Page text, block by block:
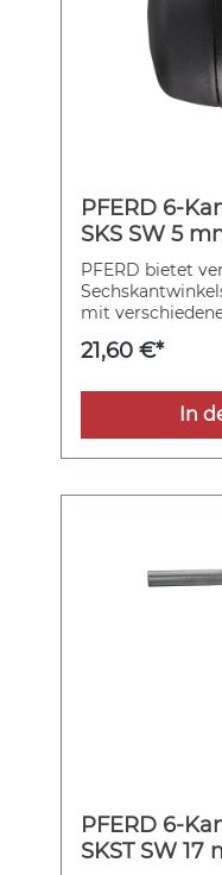
PFERD 6-
SKS SW 5
PFERD bietet
mit
Schlüsselweite 5
21,60 €*
In
PFERD 6-
SKST SW 17